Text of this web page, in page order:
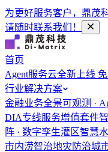
为更好服务客户，鼎茂
请随时联系我们！
首页
Agent服务云全新上线
行业解决方案
金融业务全景可观测 ·
DIA专线服务增值套件
阵 · 数字孪生灌区智慧
市内涝智治地灾防治城